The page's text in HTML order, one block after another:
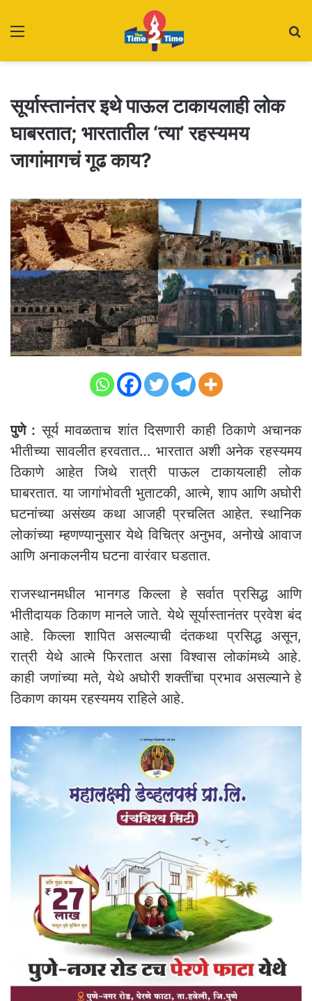
सूर्यास्तानंतर इथे पाऊल टाकायलाही लोक
घाबरतात; भारतातील ‘त्या’ रहस्यमय
जागांमागचं गूढ काय?
पुणे : सूर्य मावळताच शांत दिसणारी काही ठिकाणे अचानक
भीतीच्या सावलीत हरवतात… भारतात अशी अनेक रहस्यमय
ठिकाणे आहेत जिथे रात्री पाऊल टाकायलाही लोक
घाबरतात. या जागांभोवती भुताटकी, आत्मे, शाप आणि अघोरी
घटनांच्या असंख्य कथा आजही प्रचलित आहेत. स्थानिक
लोकांच्या म्हणण्यानुसार येथे विचित्र अनुभव, अनोखे आवाज
आणि अनाकलनीय घटना वारंवार घडतात.
राजस्थानमधील भानगड किल्ला हे सर्वात प्रसिद्ध आणि
भीतीदायक ठिकाण मानले जाते. येथे सूर्यास्तानंतर प्रवेश बंद
आहे. किल्ला शापित असल्याची दंतकथा प्रसिद्ध असून,
रात्री येथे आत्मे फिरतात असा विश्वास लोकांमध्ये आहे.
काही जणांच्या मते, येथे अघोरी शक्तींचा प्रभाव असल्याने हे
ठिकाण कायम रहस्यमय राहिले आहे.